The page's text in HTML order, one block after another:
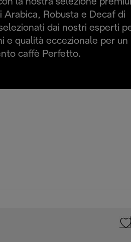
la nostra selezione
Arabica, Robusta e Decaf di
dai nostri esperti
e qualità eccezionale per un
caffè Perfetto.